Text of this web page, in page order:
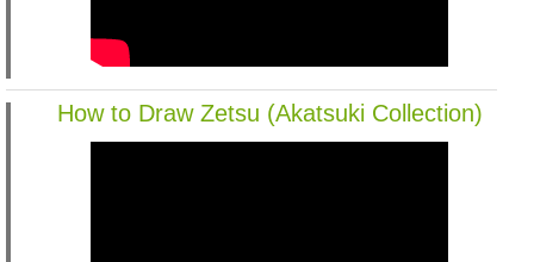
How to Draw Zetsu (Akatsuki Collection)